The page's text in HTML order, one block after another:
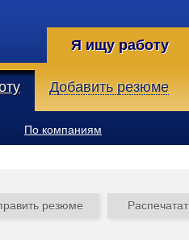
Я ищу работу
Добавить резюме
По компаниям
резюме